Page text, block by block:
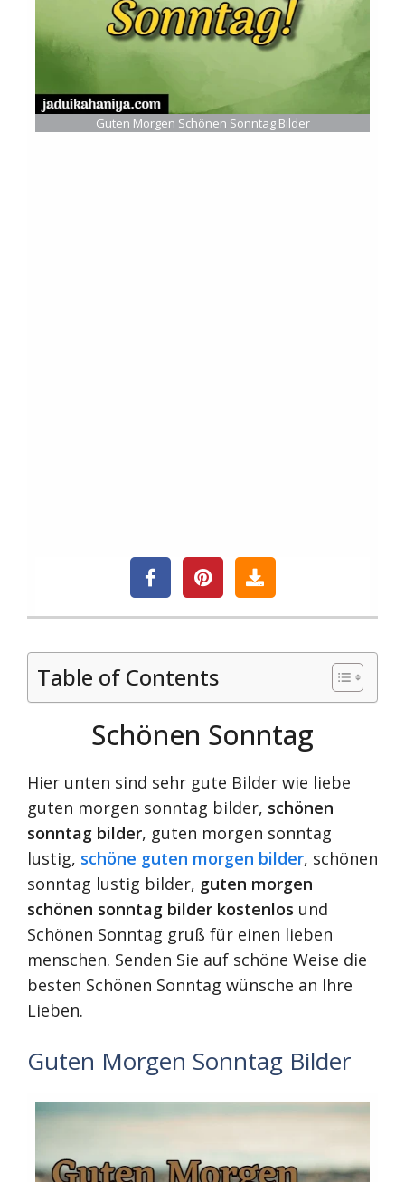
Guten Morgen Schönen Sonntag Bilder
Table of Contents
Schönen Sonntag
Hier unten sind sehr gute Bilder wie liebe
guten morgen sonntag bilder, schönen
sonntag bilder, guten morgen sonntag
lustig, schöne guten morgen bilder, schönen
sonntag lustig bilder, guten morgen
schönen sonntag bilder kostenlos und
Schönen Sonntag gruß für einen lieben
menschen. Senden Sie auf schöne Weise die
besten Schönen Sonntag wünsche an Ihre
Lieben.
Guten Morgen Sonntag Bilder